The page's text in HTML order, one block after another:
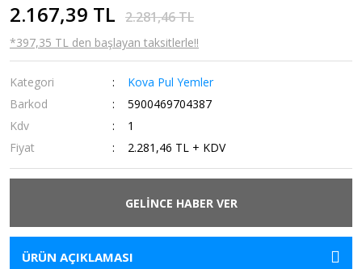
2.167,39 TL 2.281,46 TL
*397,35 TL den başlayan taksitlerle!!
Kategori
Kova Pul Yemler
Barkod
5900469704387
Kdv
1
Fiyat
2.281,46 TL + KDV
GELİNCE HABER VER
ÜRÜN AÇIKLAMASI